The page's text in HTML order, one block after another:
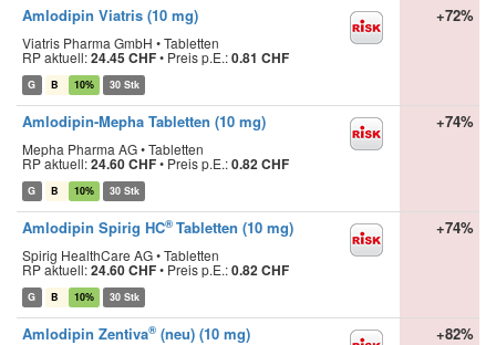
Amlodipin Viatris (10 mg)
Viatris Pharma GmbH • Tabletten
RP aktuell:24.45 CHF• Preis p.E.:0.81 CHF
G B 10% 30 Stk
+72%
Amlodipin-Mepha Tabletten (10 mg)
Mepha Pharma AG • Tabletten
RP aktuell:24.60 CHF• Preis p.E.:0.82 CHF
G B 10% 30 Stk
+74%
Amlodipin Spirig HC® Tabletten (10 mg)
Spirig HealthCare AG • Tabletten
RP aktuell:24.60 CHF• Preis p.E.:0.82 CHF
G B 10% 30 Stk
+74%
Amlodipin Zentiva® (neu) (10 mg) +82%